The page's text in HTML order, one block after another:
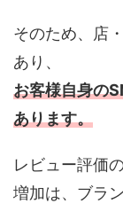
そのため、店
あり、
お客様自身の
あります。
レビュー評価
増加は、ブラ